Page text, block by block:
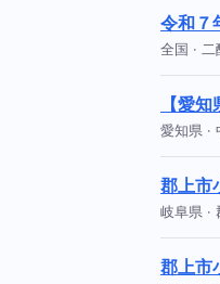
令和７
全国 ·
【愛
愛知県 ·
郡上市
岐阜県 ·
郡上市